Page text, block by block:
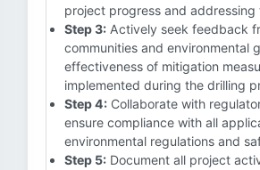
project progress and addressing
Step 3: Actively seek feedback
communities and environmental
effectiveness of mitigation
implemented during the drilling
Step 4: Collaborate with
ensure compliance with all
environmental regulations and
Step 5: Document all project